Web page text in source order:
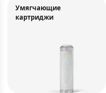
Умягчающие
картриджи